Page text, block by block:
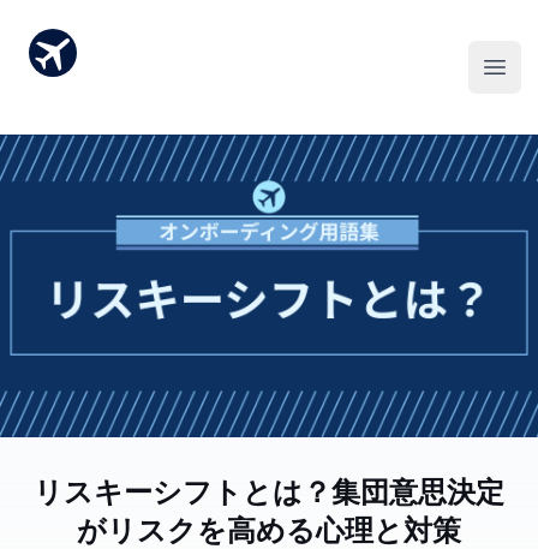
リスキーシフトとは？集団意思決定
がリスクを高める心理と対策